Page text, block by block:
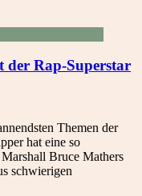
der Rap-Superstar
Themen der
hat eine so
Bruce Mathers
schwierigen